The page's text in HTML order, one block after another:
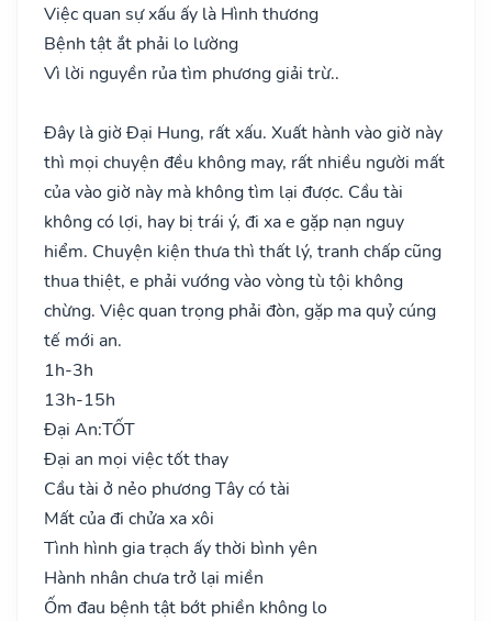
Việc quan sự xấu ấy là Hình thương
Bệnh tật ắt phải lo lường
Vì lời nguyền rủa tìm phương giải trừ..
Đây là giờ Đại Hung, rất xấu. Xuất hành vào giờ này
thì mọi chuyện đều không may, rất nhiều người mất
của vào giờ này mà không tìm lại được. Cầu tài
không có lợi, hay bị trái ý, đi xa e gặp nạn nguy
hiểm. Chuyện kiện thưa thì thất lý, tranh chấp cũng
thua thiệt, e phải vướng vào vòng tù tội không
chừng. Việc quan trọng phải đòn, gặp ma quỷ cúng
tế mới an.
1h-3h
13h-15h
Đại An:TỐT
Đại an mọi việc tốt thay
Cầu tài ở nẻo phương Tây có tài
Mất của đi chửa xa xôi
Tình hình gia trạch ấy thời bình yên
Hành nhân chưa trở lại miền
Ốm đau bệnh tật bớt phiền không lo